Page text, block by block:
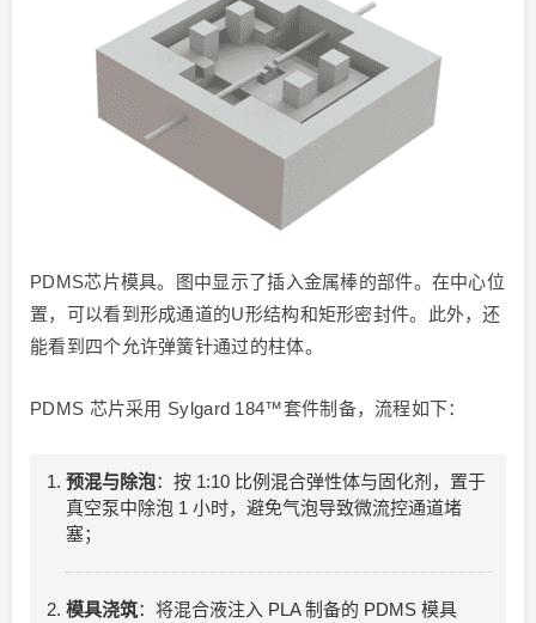
PDMS芯片模具。图中显示了插入金属棒的部件。在中心位
置，可以看到形成通道的U形结构和矩形密封件。此外，还
能看到四个允许弹簧针通过的柱体。
PDMS 芯片采用 Sylgard 184™套件制备，流程如下：
预混与除泡：按 1:10 比例混合弹性体与固化剂，置于
真空泵中除泡 1 小时，避免气泡导致微流控通道堵
塞；
模具浇筑：将混合液注入 PLA 制备的 PDMS 模具